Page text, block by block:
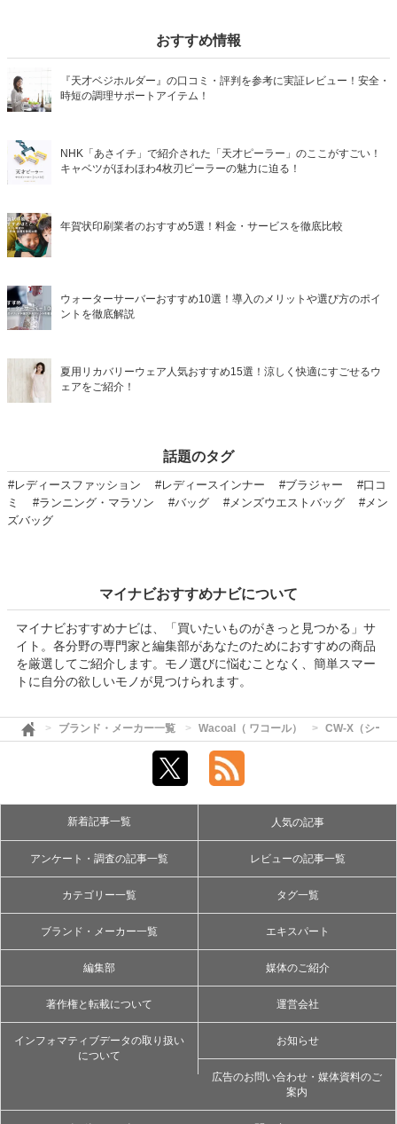
おすすめ情報
『天才ベジホルダー』の口コミ・評判を参考に実証レビュー！安全・
時短の調理サポートアイテム！
NHK「あさイチ」で紹介された「天才ピーラー」のここがすごい！
キャベツがほわほわ4枚刃ピーラーの魅力に迫る！
年賀状印刷業者のおすすめ5選！料金・サービスを徹底比較
ウォーターサーバーおすすめ10選！導入のメリットや選び方のポイ
ントを徹底解説
夏用リカバリーウェア人気おすすめ15選！涼しく快適にすごせるウ
ェアをご紹介！
話題のタグ
#レディースファッション #レディースインナー #ブラジャー
#口コ
ミ
#ランニング・マラソン #バッグ #メンズウエストバッグ
#メン
ズバッグ
マイナビおすすめナビについて
マイナビおすすめナビは、「買いたいものがきっと見つかる」サ
イト。各分野の専門家と編集部があなたのためにおすすめの商品
を厳選してご紹介します。モノ選びに悩むことなく、簡単スマー
トに自分の欲しいモノが見つけられます。
ブランド・メーカー一覧 Wacoal（ ワコール） CW-X（シー
新着記事一覧 人気の記事
アンケート・調査の記事一覧 レビューの記事一覧
カテゴリー一覧 タグ一覧
ブランド・メーカー一覧 エキスパート
編集部 媒体のご紹介
著作権と転載について 運営会社
インフォマティブデータの取り扱い
について
お知らせ
広告のお問い合わせ・媒体資料のご
案内